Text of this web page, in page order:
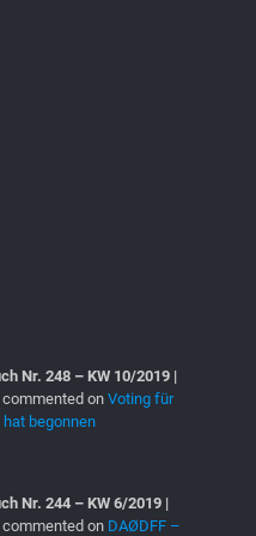
Nr. 248 – KW 10/2019 |
commented on Voting für
hat begonnen
Nr. 244 – KW 6/2019 |
commented on DAØDFF –